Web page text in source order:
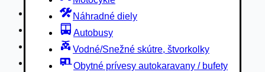
Náhradné diely
Autobusy
Vodné/Snežné skútre, štvorkolky
Obytné prívesy autokaravany / bufety
Obytné prívesy autokaravany / bufety
Poľnohospodárske vozidlá / stroje
Stavebné stroje nakladače / sklápače
Hydraulické ruky autožeriavy